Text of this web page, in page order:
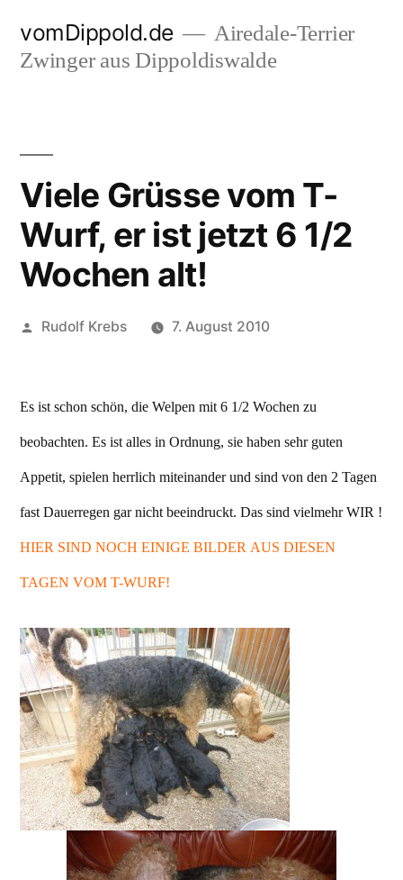
Inhalt
vomDippold.de
Airedale-Terrier
Zwinger aus Dippoldiswalde
Viele Grüsse vom T-
Wurf, er ist jetzt 6 1/2
Wochen alt!
Veröffentlicht
Rudolf Krebs 7. August 2010
Es ist schon schön, die Welpen mit 6 1/2 Wochen zu
beobachten. Es ist alles in Ordnung, sie haben sehr guten
Appetit, spielen herrlich miteinander und sind von den 2 Tagen
fast Dauerregen gar nicht beeindruckt. Das sind vielmehr WIR !
HIER SIND NOCH EINIGE BILDER AUS DIESEN
TAGEN VOM T-WURF!